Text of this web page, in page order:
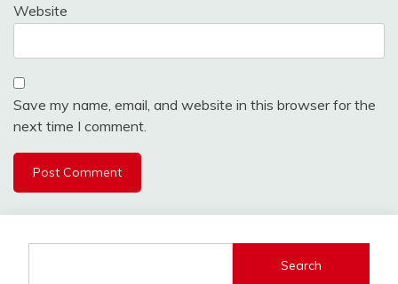
Website
Save my name, email, and website in this browser for the
next time I comment.
Search